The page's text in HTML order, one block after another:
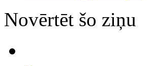
Novērtēt šo ziņu